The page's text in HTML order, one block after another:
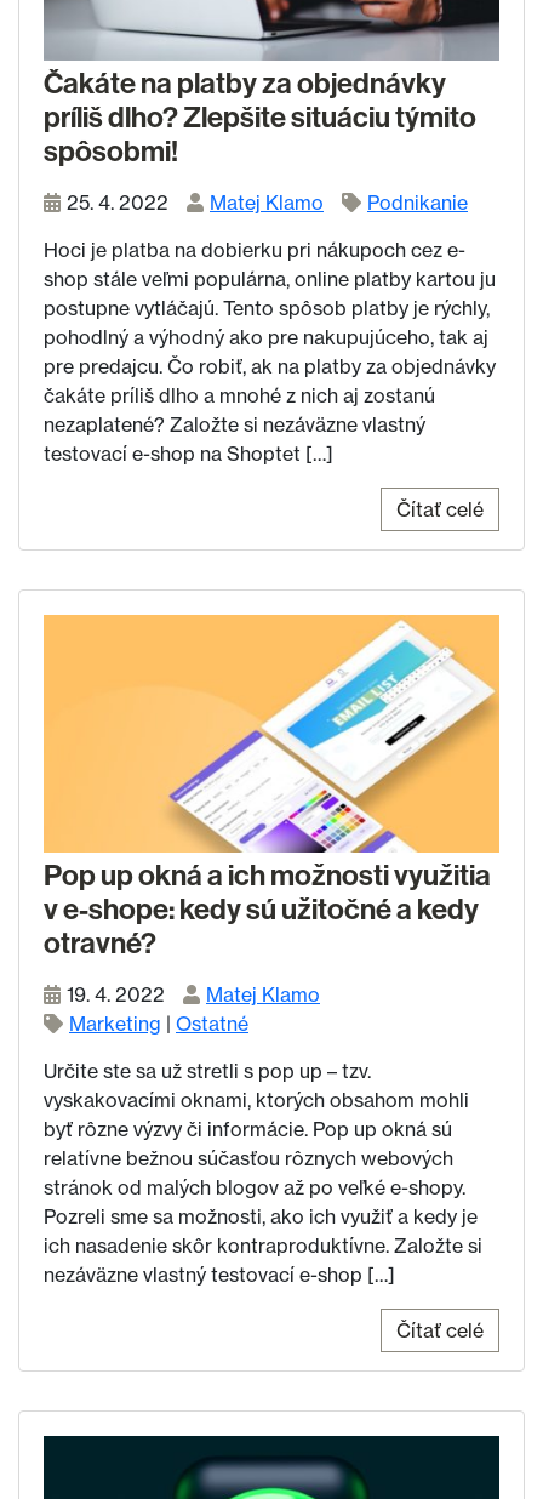
Čakáte na platby za objednávky
príliš dlho? Zlepšite situáciu týmito
spôsobmi!
25. 4. 2022 Matej Klamo
Podnikanie
Hoci je platba na dobierku pri nákupoch cez e-
shop stále veľmi populárna, online platby kartou ju
postupne vytláčajú. Tento spôsob platby je rýchly,
pohodlný a výhodný ako pre nakupujúceho, tak aj
pre predajcu. Čo robiť, ak na platby za objednávky
čakáte príliš dlho a mnohé z nich aj zostanú
nezaplatené? Založte si nezáväzne vlastný
testovací e-shop na Shoptet […]
Čítať celé
Pop up okná a ich možnosti využitia
v e-shope: kedy sú užitočné a kedy
otravné?
19. 4. 2022
Matej Klamo
Marketing | Ostatné
Určite ste sa už stretli s pop up – tzv.
vyskakovacími oknami, ktorých obsahom mohli
byť rôzne výzvy či informácie. Pop up okná sú
relatívne bežnou súčasťou rôznych webových
stránok od malých blogov až po veľké e-shopy.
Pozreli sme sa možnosti, ako ich využiť a kedy je
ich nasadenie skôr kontraproduktívne. Založte si
nezáväzne vlastný testovací e-shop […]
Čítať celé